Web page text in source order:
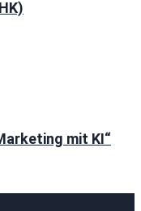
mit KI“